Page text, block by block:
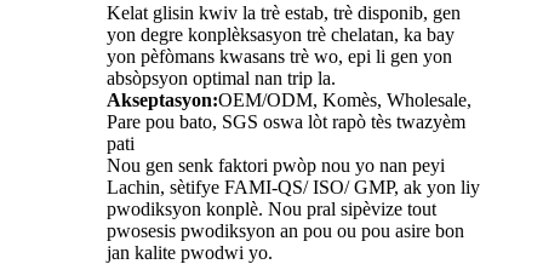
Kelat glisin kwiv la trè estab, trè disponib, gen
yon degre konplèksasyon trè chelatan, ka bay
yon pèfòmans kwasans trè wo, epi li gen yon
absòpsyon optimal nan trip la.
Akseptasyon:OEM/ODM, Komès, Wholesale,
Pare pou bato, SGS oswa lòt rapò tès twazyèm
pati
Nou gen senk faktori pwòp nou yo nan peyi
Lachin, sètifye FAMI-QS/ ISO/ GMP, ak yon liy
pwodiksyon konplè. Nou pral sipèvize tout
pwosesis pwodiksyon an pou ou pou asire bon
jan kalite pwodwi yo.